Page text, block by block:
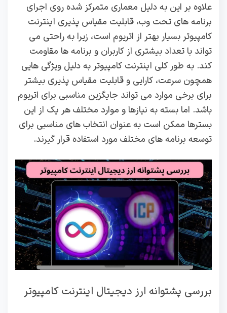
علاوه بر این به دلیل معماری متمرکز شده روی اجرای
برنامه‌ های تحت وب، قابلیت مقیاس‌ پذیری اینترنت
کامپیوتر بسیار بهتر از اتریوم است، زیرا به راحتی می‌
تواند با تعداد بیشتری از کاربران و برنامه‌ ها مقاومت
کند. به طور کلی اینترنت کامپیوتر به دلیل ویژگی‌ هایی
همچون سرعت، کارایی و قابلیت مقیاس‌ پذیری بیشتر
برای برخی موارد می‌ تواند جایگزین مناسبی برای اتریوم
باشد. اما بسته به نیازها و موارد مختلف هر یک از این
بسترها ممکن است به عنوان انتخاب‌ های مناسبی برای
توسعه برنامه‌ های مختلف مورد استفاده قرار گیرند.
بررسی پشتوانه ارز دیجیتال اینترنت کامپیوتر